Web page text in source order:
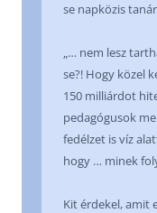
se napközis
„… nem lesz
se?! Hogy közel
150 milliárdot
pedagógusok
fedélzet is víz
hogy … minek
Kit érdekel, amit